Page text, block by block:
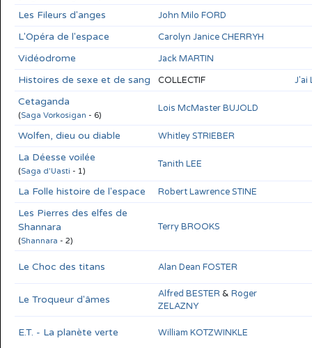
Les Fileurs d'anges John Milo FORD
L'Opéra de l'espace Carolyn Janice CHERRYH
Vidéodrome Jack MARTIN
Histoires de sexe et de sang COLLECTIF J'ai
Cetaganda
(Saga Vorkosigan - 6)
Lois McMaster BUJOLD
Wolfen, dieu ou diable Whitley STRIEBER
La Déesse voilée
(Saga d'Uasti - 1)
Tanith LEE
La Folle histoire de l'espace Robert Lawrence STINE
Les Pierres des elfes de
Shannara
(Shannara - 2)
Terry BROOKS
Le Choc des titans Alan Dean FOSTER
Le Troqueur d'âmes Alfred BESTER & Roger
ZELAZNY
E.T. - La planète verte William KOTZWINKLE